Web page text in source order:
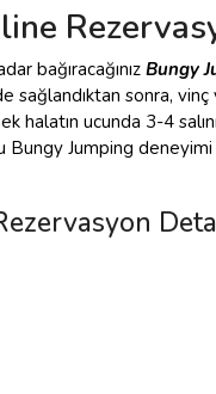
bağıracağınız Bungy
sonra, vinç
halatın ucunda 3-4
Jumping deneyimi